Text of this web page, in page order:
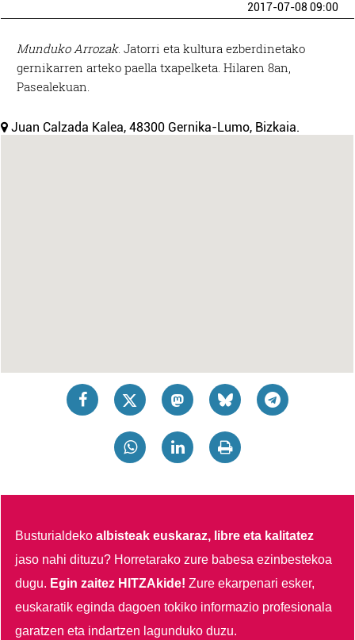
2017-07-08 09:00
Munduko Arrozak. Jatorri eta kultura ezberdinetako
gernikarren arteko paella txapelketa. Hilaren 8an,
Pasealekuan.
Juan Calzada Kalea, 48300 Gernika-Lumo, Bizkaia.
Busturialdekoalbisteak euskaraz, libre eta kalitatez
jaso nahi dituzu? Horretarako zure babesa ezinbestekoa
dugu. Egin zaitez HITZAkide!Zure ekarpenari esker,
euskaratik eginda dagoen tokiko informazio profesionala
garatzen eta indartzen lagunduko duzu.